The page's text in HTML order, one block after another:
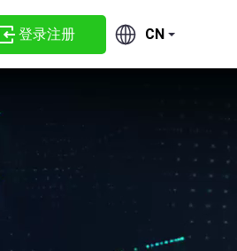
登录注册 CN